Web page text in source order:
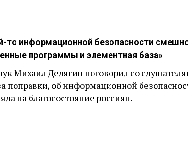
то информационной безопасности
программы и элементная база»
Михаил Делягин поговорил со
поправки, об информационной
на благосостояние россиян.